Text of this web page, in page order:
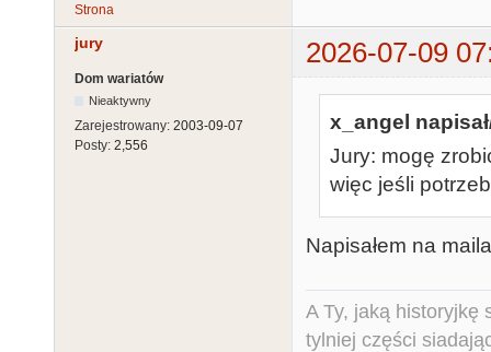
Strona
jury 2026-07-09
Dom wariatów
Nieaktywny
Zarejestrowany: 2003-09-07
Posty: 2,556
x_angel
Jury: mogę
więc jeśli
Napisałem na
A Ty, jaką historyjkę
tylniej części